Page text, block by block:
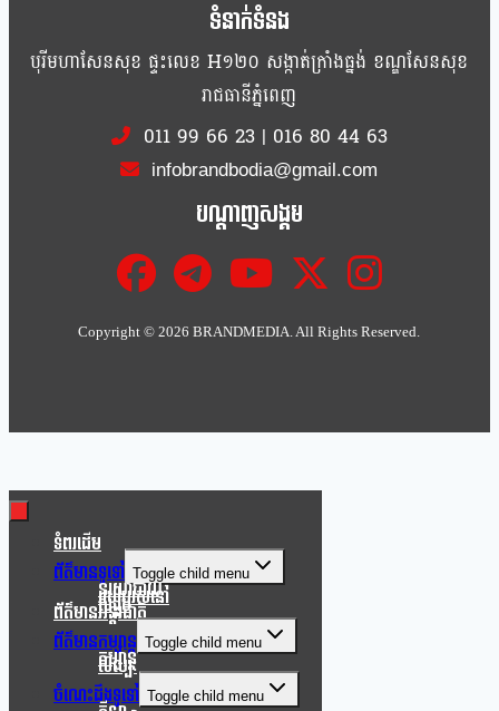
ទំនាក់ទំនង
បុរីមហាសែនសុខ ផ្ទះលេខ H១២០ សង្កាត់ក្រាំងធ្នង់ ខណ្ឌសែនសុខ
រាជធានីភ្នំពេញ
011 99 66 23| 016 80 44 63
infobrandbodia@gmail.com
បណ្ដាញសង្គម
Copyright ©2026 BRANDMEDIA. All Rights Reserved.
ទំពរដើម
ព័ត៌មានទូទៅ Toggle child menu
នយោបាយ
របៀបរស់នៅ
សង្គម
ព័ត៌មានអន្តរជាតិ
ព័ត៌មានកម្សាន្ត Toggle child menu
កម្សាន្ត
សិល្បៈ
ចំណេះដឹងទូទៅ Toggle child menu